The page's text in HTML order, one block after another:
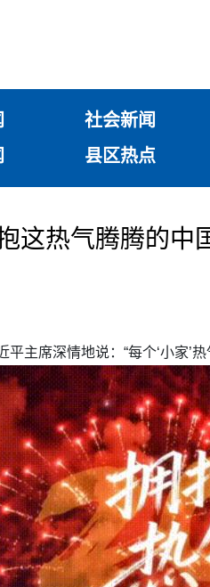
社会新闻
县区热点
这热气腾腾的中
主席深情地说：“每个‘小家’